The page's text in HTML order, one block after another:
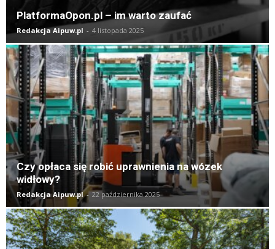
PlatformaOpon.pl – im warto zaufać
Redakcja Aipuw.pl - 4 listopada 2025
Czy opłaca się robić uprawnienia na wózek
widłowy?
Redakcja Aipuw.pl - 22 października 2025